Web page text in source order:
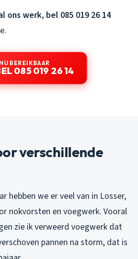
ons werk, bel 085 019 26 14
BEREIKBAAR
085 019 26 14
verschillende
hebben we er veel van in Losser,
nokvorsten en voegwerk. Vooral
zie ik verweerd voegwerk dat
pannen na storm, dat is